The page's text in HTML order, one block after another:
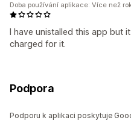
I have unistalled this app but
charged for it.
Doba používání aplikace: Více než
Podpora
Podporu k aplikaci poskytuje